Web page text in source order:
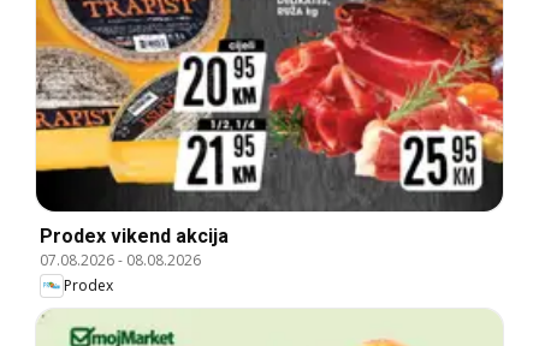
Prodex vikend akcija
07.08.2026- 08.08.2026
Prodex